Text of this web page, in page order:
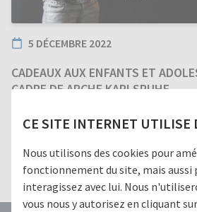
CE SITE INTERNET UTILISE
Nous utilisons des cookies pour
fonctionnement du site, mais aussi
interagissez avec lui. Nous
vous nous y autorisez en cliquant
5 DÉCEMBRE 2022
CADEAUX AUX ENFANTS ET
CADRE DE ARCHE KARLSRUHE.
Beck, directrice de l'association
association vient en aide aux enfants
financièrement ou en manque
Karlsruhe est de donner un maximum
pour démarrer dans la vie.